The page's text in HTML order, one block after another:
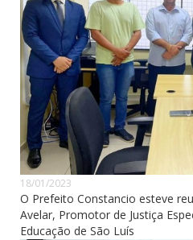
18/01/2023
O Prefeito Constancio esteve
Avelar, Promotor de Justiça
Educação de São Luís